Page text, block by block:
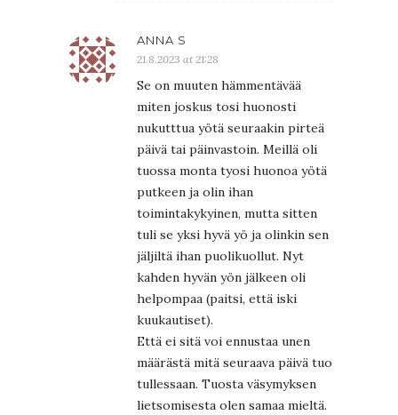
ANNA S
21.8.2023 at 21:28
Se on muuten hämmentävää
miten joskus tosi huonosti
nukutttua yötä seuraakin pirteä
päivä tai päinvastoin. Meillä oli
tuossa monta tyosi huonoa yötä
putkeen ja olin ihan
toimintakykyinen, mutta sitten
tuli se yksi hyvä yö ja olinkin sen
jäljiltä ihan puolikuollut. Nyt
kahden hyvän yön jälkeen oli
helpompaa (paitsi, että iski
kuukautiset).
Että ei sitä voi ennustaa unen
määrästä mitä seuraava päivä tuo
tullessaan. Tuosta väsymyksen
lietsomisesta olen samaa mieltä.